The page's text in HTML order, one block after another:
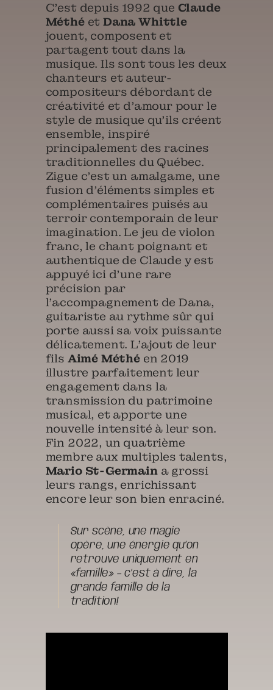
C’est depuis 1992 que Claude
MéthéetDana Whittle
jouent, composent et
partagent tout dans la
musique. Ils sont tous les deux
chanteurs et auteur-
compositeurs débordant de
créativité et d’amour pour le
style de musique qu’ils créent
ensemble, inspiré
principalement des racines
traditionnelles du Québec.
Zigue c’est un amalgame, une
fusion d’éléments simples et
complémentaires puisés au
terroir contemporain de leur
imagination. Le jeu de violon
franc, le chant poignant et
authentique de Claude y est
appuyé ici d’une rare
précision par
l’accompagnement de Dana,
guitariste au rythme sûr qui
porte aussi sa voix puissante
délicatement. L’ajout de leur
fils Aimé Méthéen 2019
illustre parfaitement leur
engagement dans la
transmission du patrimoine
musical, et apporte une
nouvelle intensité à leur son.
Fin 2022, un quatrième
membre aux multiples talents,
Mario St-Germaina grossi
leurs rangs, enrichissant
encore leur son bien enraciné.
Sur scène, une magie
opère, une énergie qu’on
retrouve uniquement en
«famille» – c’est à dire, la
grande famille de la
tradition!